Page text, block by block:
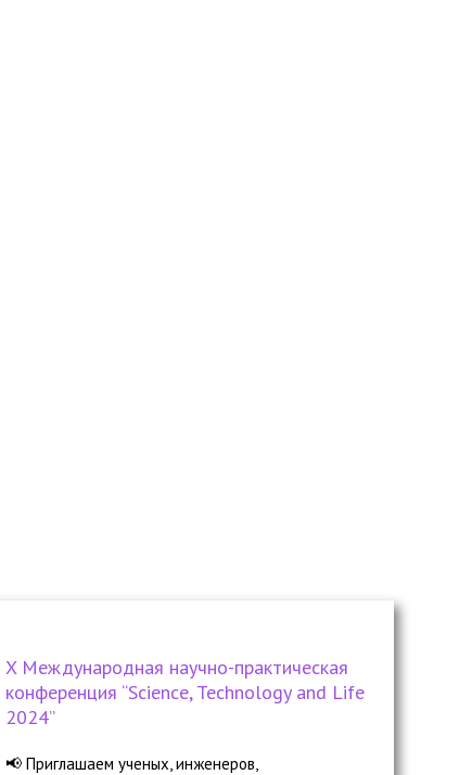
X Международная научно-практическая
конференция “Science, Technology and Life
2024”
📢 Приглашаем ученых, инженеров,